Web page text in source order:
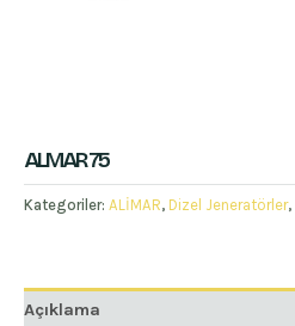
ALMAR 75
Kategoriler: ALİMAR, Dizel Jeneratörler,
Açıklama